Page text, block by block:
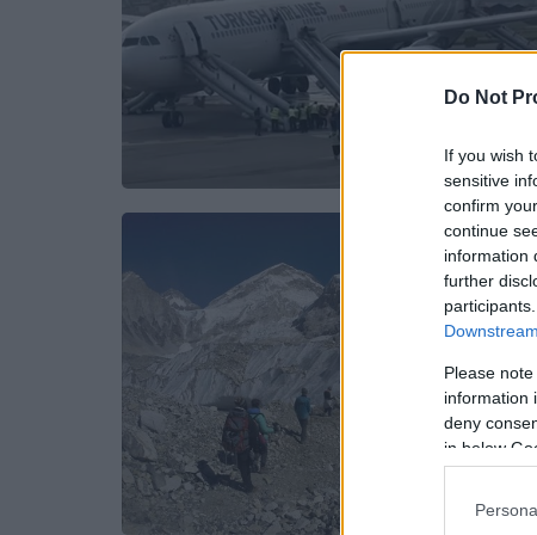
Do Not
If you wish
sensitive
confirm
continue
information
further
Please
information
deny
in below